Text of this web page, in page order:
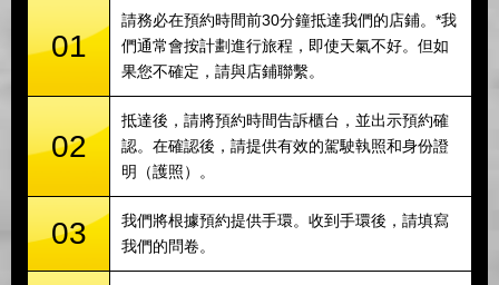
01
請務必在預約時間前30分鐘抵達我們的店鋪。*我
們通常會按計劃進行旅程，即使天氣不好。但如
果您不確定，請與店鋪聯繫。
02
抵達後，請將預約時間告訴櫃台，並出示預約確
認。在確認後，請提供有效的駕駛執照和身份證
明（護照）。
03
我們將根據預約提供手環。收到手環後，請填寫
我們的問卷。